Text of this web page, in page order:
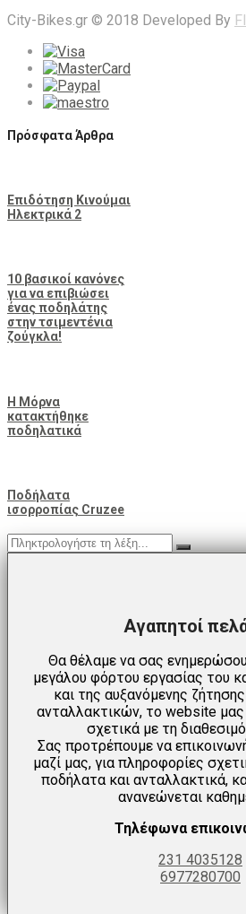
City-Bikes.gr © 2018 Developed By
Πρόσφατα Άρθρα
Επιδότηση Κινούμαι
Ηλεκτρικά 2
10 βασικοί κανόνες
για να επιβιώσει
ένας ποδηλάτης
στην τσιμεντένια
ζούγκλα!
Η Μόρνα
κατακτήθηκε
ποδηλατικά
Ποδήλατα
ισορροπίας Cruzee
Αγαπητοί
Θα θέλαμε να σας
μεγάλου φόρτου εργασίας του
και της αυξανόμενης
ανταλλακτικών, το website μας
σχετικά με τη
Σας προτρέπουμε να
μαζί μας, για πληροφορίες
ποδήλατα και ανταλλακτικά,
ανανεώνεται
Τηλέφωνα
231 4035128
6977280700